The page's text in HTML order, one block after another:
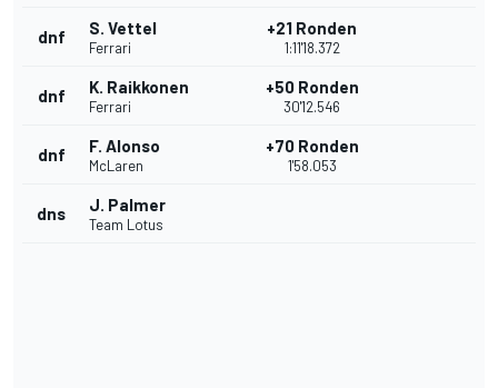
dnf S. Vettel
Ferrari
+21 Ronden
1:11'18.372
dnf K. Raikkonen
Ferrari
+50 Ronden
30'12.546
dnf F. Alonso
McLaren
+70 Ronden
1'58.053
dns J. Palmer
Team Lotus